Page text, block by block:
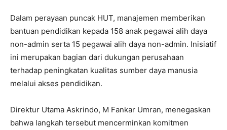
Dalam perayaan puncak HUT, manajemen memberikan
bantuan pendidikan kepada 158 anak pegawai alih daya
non-admin serta 15 pegawai alih daya non-admin. Inisiatif
ini merupakan bagian dari dukungan perusahaan
terhadap peningkatan kualitas sumber daya manusia
melalui akses pendidikan.
Direktur Utama Askrindo, M Fankar Umran, menegaskan
bahwa langkah tersebut mencerminkan komitmen